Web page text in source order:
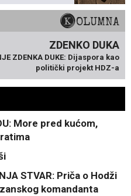
KOLUMNA
ZDENKO DUKA
ZDENKA DUKE: Dijaspora kao
politički projekt HDZ-a
More pred kućom,
STVAR: Priča o Hodži
komandanta